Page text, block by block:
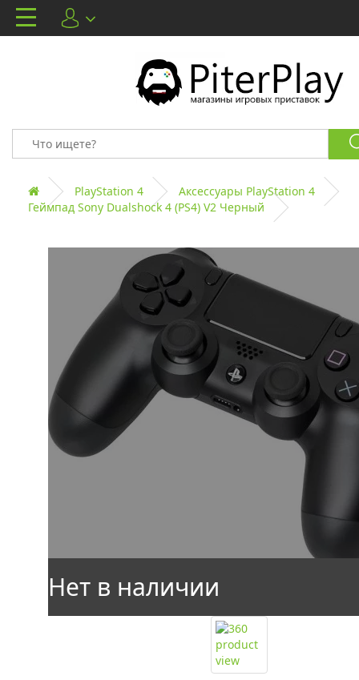
PlayStation 4
Аксессуары PlayStation 4
Геймпад Sony Dualshock 4 (PS4) V2 Черный